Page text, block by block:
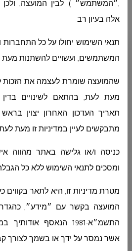
أقسام المجلس
ديوان رئيس المجلس
ديوان المدير العام
,״המשתמש״ ) לבין המועצה,
אלה בעיון רב
תנאי השימוש יחולו על כל התחברות
המשתמשים, ועשויים להשתנות מעת
שהמועצה שומרת לעצמה את הזכות
מעת לעת, בהתאם לשינויים בדין
תאריך העדכון האחרון יצוין
מתבקשים לעיין במדיניות זו מעת
כניסה ו/או גלישה באתר מהווה
ומסכים לתנאי השימוש ללא כל
מטרת מדיניות זו, היא לתאר בקווים
המועצה בקשר עם ״מידע״,
התשמ״א-1981 הנאסף
אשר נמסר על ידך או בשמך לצורך